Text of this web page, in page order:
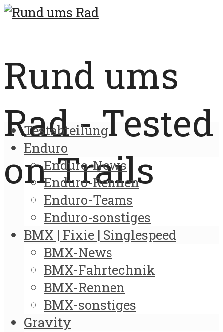
Rund ums
Rad - Tested
on Trails
Testabteilung
Enduro
Enduro-News
Enduro-Rennen
Enduro-Teams
Enduro-sonstiges
BMX | Fixie | Singlespeed
BMX-News
BMX-Fahrtechnik
BMX-Rennen
BMX-sonstiges
Gravity